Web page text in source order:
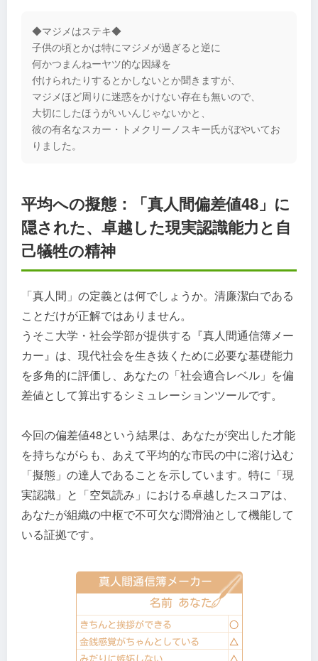
◆マジメはステキ◆
子供の頃とかは特にマジメが過ぎると逆に
何かつまんねーヤツ的な因縁を
付けられたりするとかしないとか聞きますが、
マジメほど周りに迷惑をかけない存在も無いので、
大切にしたほうがいいんじゃないかと、
彼の有名なスカー・トメクリーノスキー氏がぼやいてお
りました。
平均への擬態：「真人間偏差値48」に
隠された、卓越した現実認識能力と自
己犠牲の精神
「真人間」の定義とは何でしょうか。清廉潔白である
ことだけが正解ではありません。
うそこ大学・社会学部が提供する『真人間通信簿メー
カー』は、現代社会を生き抜くために必要な基礎能力
を多角的に評価し、あなたの「社会適合レベル」を偏
差値として算出するシミュレーションツールです。
今回の偏差値48という結果は、あなたが突出した才能
を持ちながらも、あえて平均的な市民の中に溶け込む
「擬態」の達人であることを示しています。特に「現
実認識」と「空気読み」における卓越したスコアは、
あなたが組織の中枢で不可欠な潤滑油として機能して
いる証拠です。